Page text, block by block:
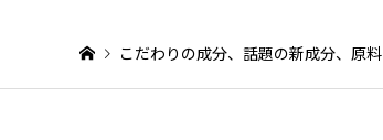
こだわりの成分、話題の新成分、原料